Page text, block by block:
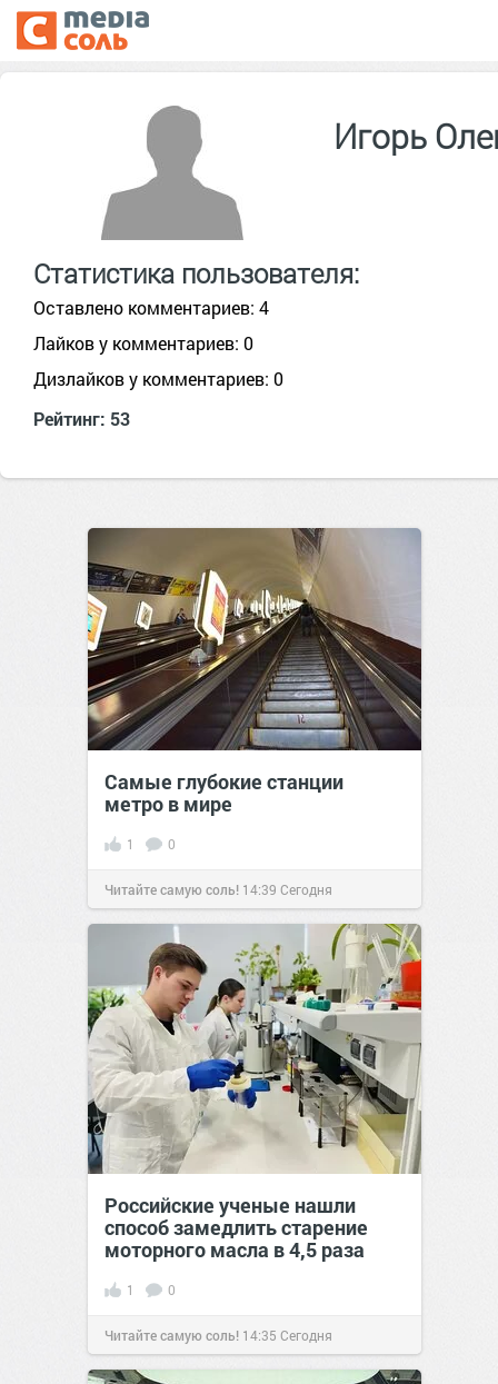
Игорь
Статистика пользователя:
Оставлено комментариев: 4
Лайков у комментариев: 0
Дизлайков у комментариев: 0
Рейтинг: 53
Самые глубокие станции
метро в мире
1 0
Читайте самую соль! 14:39 Сегодня
Российские ученые нашли
способ замедлить старение
моторного масла в 4,5 раза
1 0
Читайте самую соль! 14:35 Сегодня